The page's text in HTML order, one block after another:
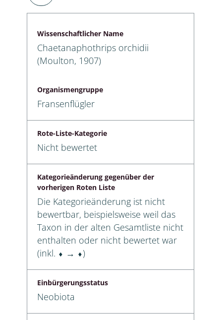
Wissenschaftlicher Name
Chaetanaphothrips orchidii
(Moulton, 1907)
Organismengruppe
Fransenflügler
Rote-Liste-Kategorie
Nicht bewertet
Kategorieänderung gegenüber der
vorherigen Roten Liste
Die Kategorieänderung ist nicht
bewertbar, beispielsweise weil das
Taxon in der alten Gesamtliste nicht
enthalten oder nicht bewertet war
(inkl. ⬧ → ⬧)
Einbürgerungsstatus
Neobiota